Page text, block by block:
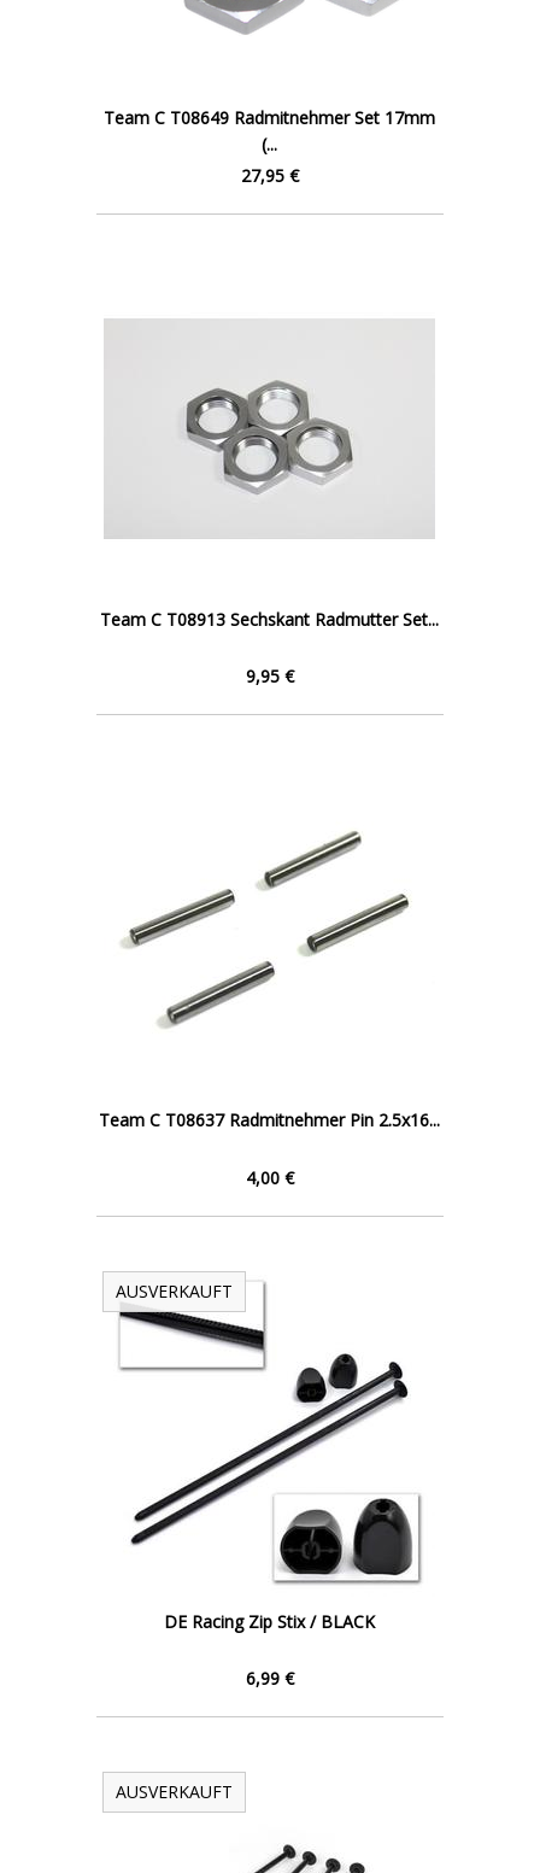
Team C T08649 Radmitnehmer Set 17mm
(...
27,95 €
Team C T08913 Sechskant Radmutter Set...
9,95 €
Team C T08637 Radmitnehmer Pin 2.5x16...
4,00 €
AUSVERKAUFT
DE Racing Zip Stix / BLACK
6,99 €
AUSVERKAUFT